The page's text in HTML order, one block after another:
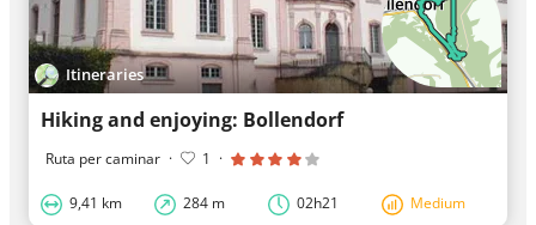
Itineraries
Hiking and enjoying: Bollendorf
Ruta per caminar · 1 ·
9,41 km 284 m 02h21 Medium